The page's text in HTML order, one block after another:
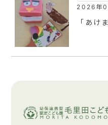
2026年
「あけ